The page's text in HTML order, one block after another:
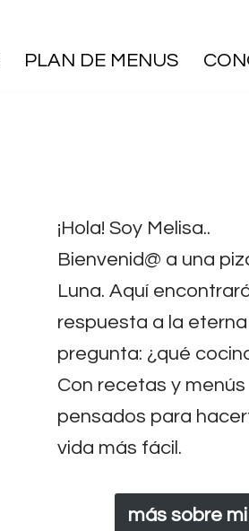
PLAN DE MENUS
¡Hola! Soy Melisa..
Bienvenid@ a una
Luna. Aquí
respuesta a la eterna
pregunta: ¿qué
Con recetas y menús
pensados para
vida más fácil.
más sobre mi